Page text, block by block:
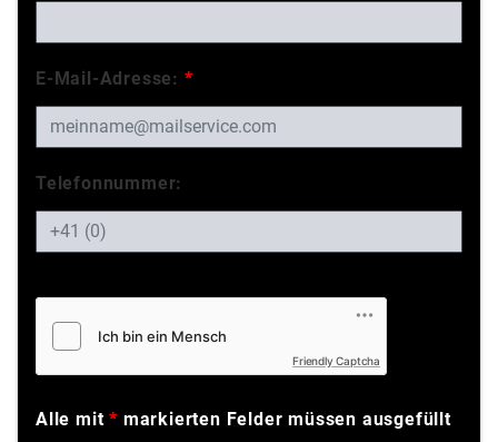
E-Mail-Adresse: *
Telefonnummer:
Friendly Captcha
Alle mit* markierten Felder müssen ausgefüllt